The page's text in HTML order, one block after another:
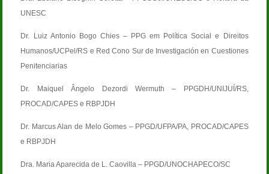
UNESC
Dr. Luiz Antonio Bogo Chies – PPG em Política Social e Direitos
Humanos/UCPel/RS e Red Cono Sur de Investigación en Cuestiones
Penitenciarias
Dr. Maiquel Ângelo Dezordi Wermuth – PPGDH/UNIJUÍ/RS,
PROCAD/CAPES e RBPJDH
Dr. Marcus Alan de Melo Gomes – PPGD/UFPA/PA, PROCAD/CAPES
e RBPJDH
Dra. Maria Aparecida de L. Caovilla – PPGD/UNOCHAPECO/SC